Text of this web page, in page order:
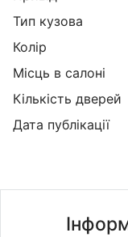
Тип кузова
Колір
Місць в салоні
Кількість дверей
Дата публікації